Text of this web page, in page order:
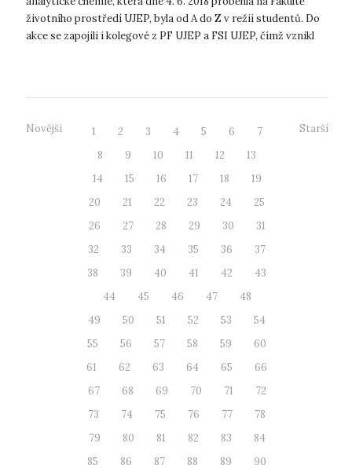
životního prostředí UJEP, byla od A do Z v režii studentů. Do
akce se zapojili i kolegové z PF UJEP a FSI UJEP, čímž vznikl
Novější 1 2 3 4 5 6
7
8
9 10 11 12
13
14
15 16 17 18
19
20
21 22 23 24
25
26
27 28 29 30
31
32
33 34 35 36
37
38
39 40 41 42
43
44
45 46 47
48
49
50 51 52 53
54
55
56 57 58 59
60
61
62 63 64 65
66
67
68 69 70 71
72
73
74 75 76 77
78
79
80 81 82 83
84
85
86 87 88 89
90
Starší